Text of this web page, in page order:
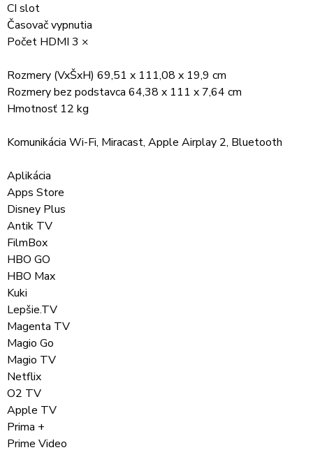
CI slot
Časovač vypnutia
Počet HDMI 3 ×
Rozmery (VxŠxH) 69,51 x 111,08 x 19,9 cm
Rozmery bez podstavca 64,38 x 111 x 7,64 cm
Hmotnosť 12 kg
Komunikácia Wi-Fi, Miracast, Apple Airplay 2, Bluetooth
Aplikácia
Apps Store
Disney Plus
Antik TV
FilmBox
HBO GO
HBO Max
Kuki
Lepšie.TV
Magenta TV
Magio Go
Magio TV
Netflix
O2 TV
Apple TV
Prima +
Prime Video